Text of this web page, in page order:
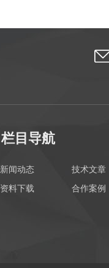
栏目导航
新闻动态 技术文章
资料下载 合作案例